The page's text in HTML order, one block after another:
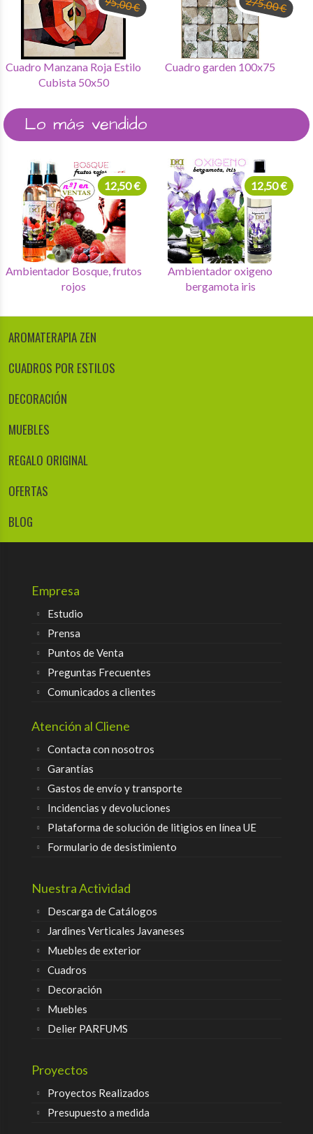
Cuadro Manzana Roja Estilo
Cubista 50x50
95,00 €
Cuadro garden 100x75
275,00 €
Lo más vendido
Ambientador Bosque, frutos
rojos
12,50 €
Ambientador oxigeno
bergamota iris
12,50 €
AROMATERAPIA ZEN
CUADROS POR ESTILOS
DECORACIÓN
MUEBLES
REGALO ORIGINAL
OFERTAS
BLOG
Empresa
Estudio
Prensa
Puntos de Venta
Preguntas Frecuentes
Comunicados a clientes
Atención al Cliene
Contacta con nosotros
Garantías
Gastos de envío y transporte
Incidencias y devoluciones
Plataforma de solución de litigios en línea UE
Formulario de desistimiento
Nuestra Actividad
Descarga de Catálogos
Jardines Verticales Javaneses
Muebles de exterior
Cuadros
Decoración
Muebles
Delier PARFUMS
Proyectos
Proyectos Realizados
Presupuesto a medida